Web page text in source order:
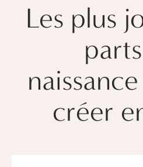
Les plus
créer